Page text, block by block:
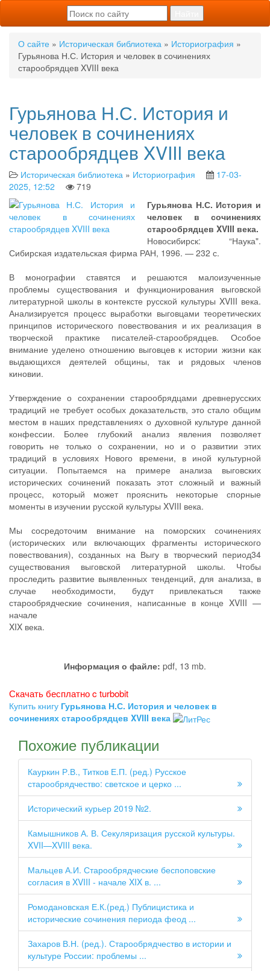
О сайте » Историческая библиотека » Историография »
Гурьянова Н.С. История и человек в сочинениях
старообрядцев XVIII века
Гурьянова Н.С. История и
человек в сочинениях
старообрядцев XVIII века
Историческая библиотека » Историография
17-03-
2025, 12:52
719
Гурьянова Н.С. История и
человек в сочинениях
старообрядцев XVIII века.
Новосибирск: “Наука".
Сибирская издательская фирма РАН, 1996. — 232 с.
В монографии ставятся и решаются малоизученные
проблемы существования и функционирования выговской
литературной школы в контексте русской культуры XVIII века.
Анализируется процесс выработки выговцами теоретических
принципов исторического повествования и их реализация в
творческой практике писателей-старообрядцев. Особое
внимание уделено отношению выговцев к истории жизни как
выдающихся деятелей общины, так и рядовых членов
киновии.
Утверждение о сохранении старообрядцами древнерусских
традиций не требует особых доказательств, это стало общим
местом в наших представлениях о духовной культуре данной
конфессии. Более глубокий анализ явления позволяет
говорить не только о сохранении, но и о развитии этих
традиций в условиях Нового времени, в иной культурной
ситуации. Попытаемся на примере анализа выговских
исторических сочинений показать этот сложный и важный
процесс, который может прояснить некоторые спорные
моменты в изучении русской культуры XVIII века.
Мы сосредоточим внимание на поморских сочинениях
(исторических или включающих фрагменты исторического
повествования), созданных на Выгу в творческий период34
существования выговской литературной школы. Чтобы
проследить развитие выявленных тенденций, для анализа, в
случае необходимости, будут привлекаться также
старообрядческие сочинения, написанные в конце XVIII —
начале
XIX века.
Информация о файле: pdf, 13 mb.
Скачать бесплатно c turbobit
Купить книгу Гурьянова Н.С. История и человек в
сочинениях старообрядцев XVIII века
Похожие публикации
Кауркин Р.В., Титков Е.П. (ред.) Русское
старообрядчество: светское и церко ...
Исторический курьер 2019 №2.
Камышников А. В. Секуляризация русской культуры.
XVII—XVIII века.
Мальцев А.И. Старообрядческие беспоповские
согласия в XVIII - начале XIX в. ...
Ромодановская Е.К.(ред.) Публицистика и
исторические сочинения периода феод ...
Захаров В.Н. (ред.). Старообрядчество в истории и
культуре России: проблемы ...